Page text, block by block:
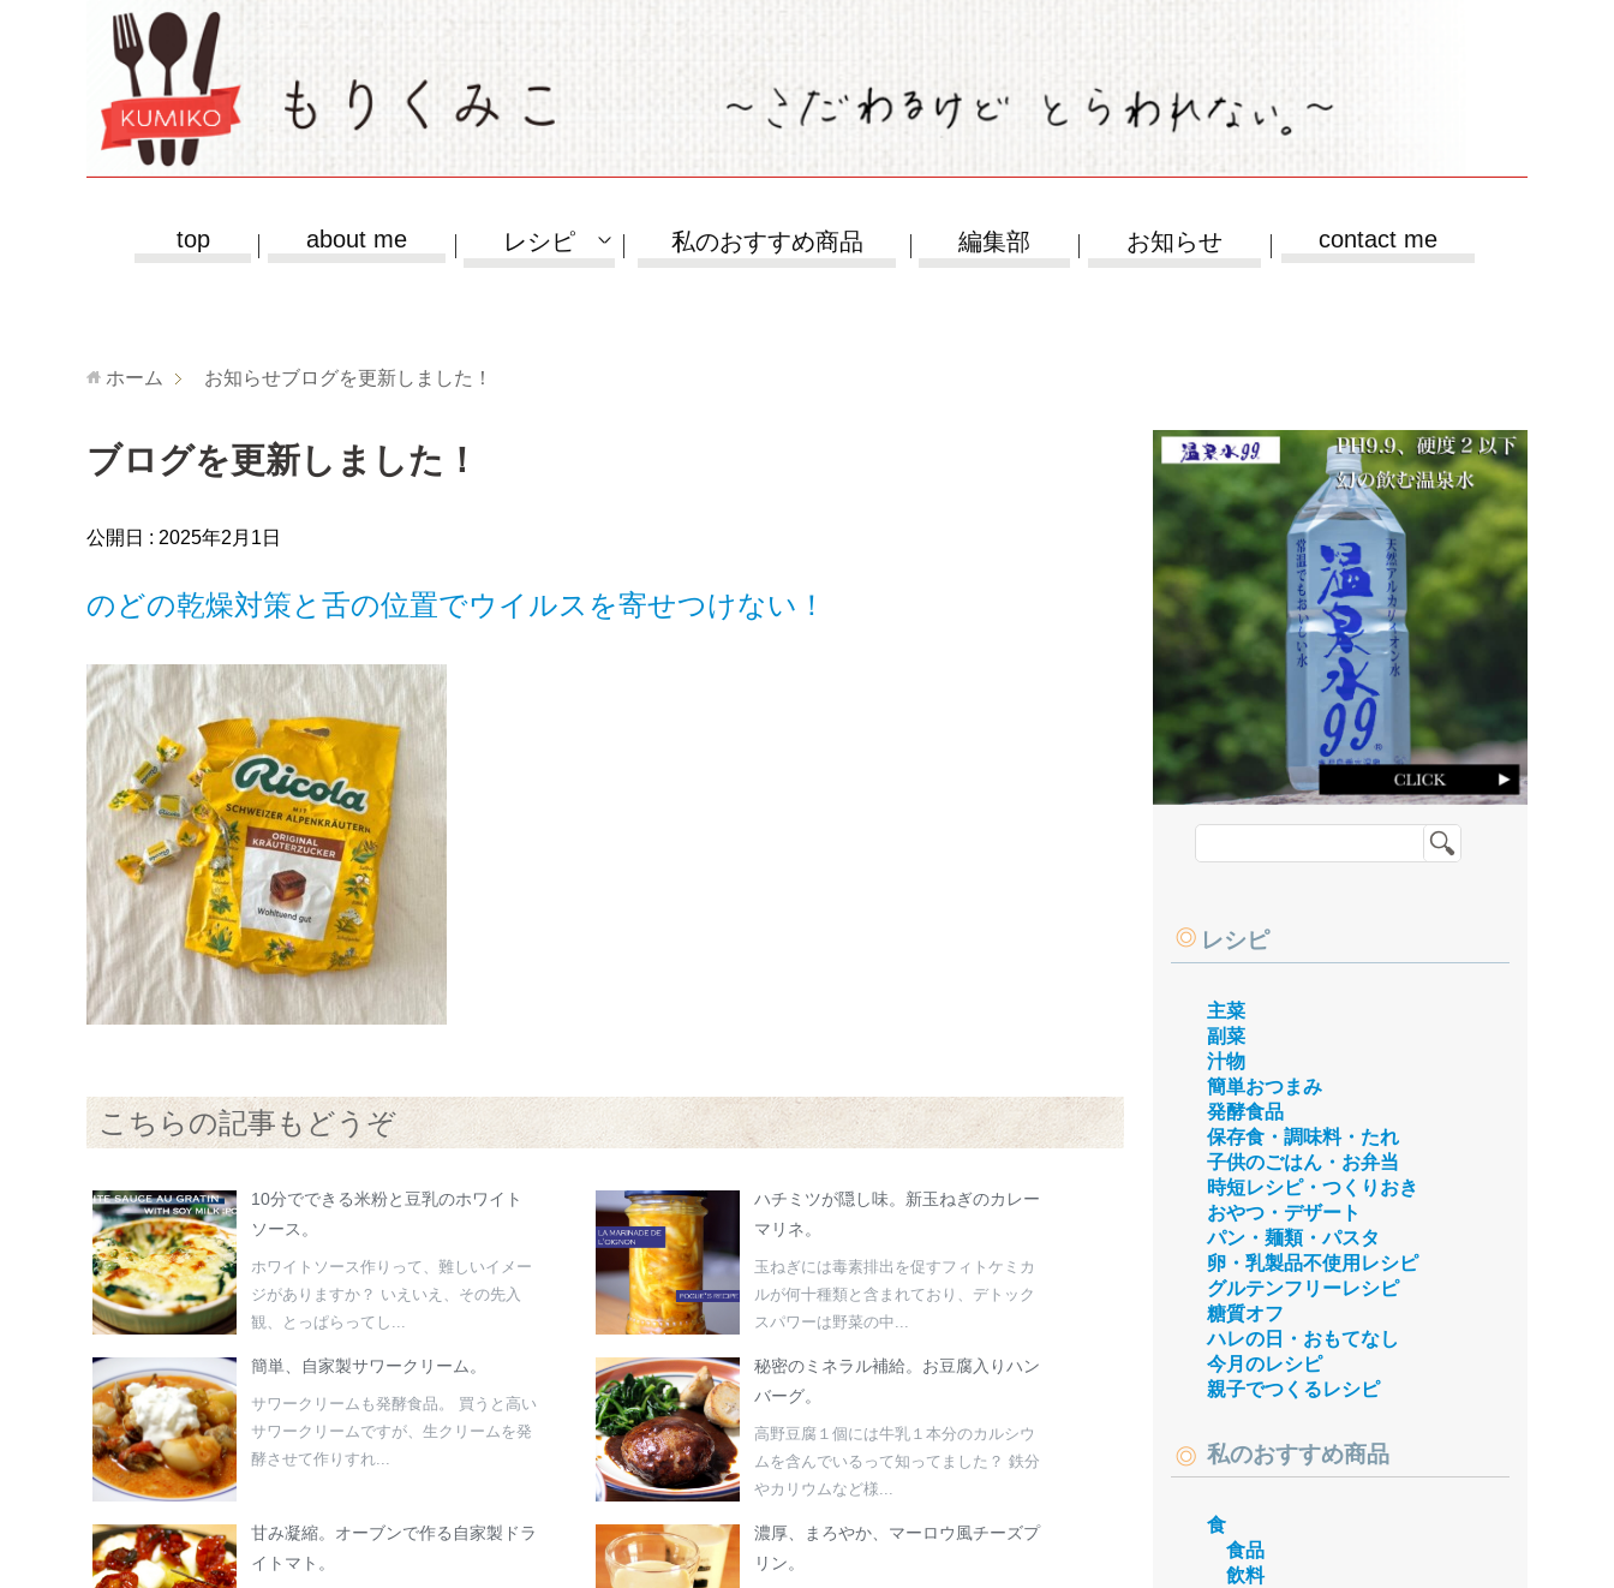
top about me レシピ 私のおすすめ商品 編集部 お知らせ contact me
ホーム お知らせブログを更新しました！
ブログを更新しました！
公開日 : 2025年2月1日
のどの乾燥対策と舌の位置でウイルスを寄せつけない！
こちらの記事もどうぞ
10分でできる米粉と豆乳のホワイト
ソース。
ホワイトソース作りって、難しいイメー
ジがありますか？ いえいえ、その先入
観、とっぱらってし...
ハチミツが隠し味。新玉ねぎのカレー
マリネ。
玉ねぎには毒素排出を促すフィトケミカ
ルが何十種類と含まれており、デトック
スパワーは野菜の中...
簡単、自家製サワークリーム。
サワークリームも発酵食品。 買うと高い
サワークリームですが、生クリームを発
酵させて作りすれ...
秘密のミネラル補給。お豆腐入りハン
バーグ。
高野豆腐１個には牛乳１本分のカルシウ
ムを含んでいるって知ってました？ 鉄分
やカリウムなど様...
甘み凝縮。オーブンで作る自家製ドラ
イトマト。
濃厚、まろやか、マーロウ風チーズプ
リン。
レシピ
主菜
副菜
汁物
簡単おつまみ
発酵食品
保存食・調味料・たれ
子供のごはん・お弁当
時短レシピ・つくりおき
おやつ・デザート
パン・麺類・パスタ
卵・乳製品不使用レシピ
グルテンフリーレシピ
糖質オフ
ハレの日・おもてなし
今月のレシピ
親子でつくるレシピ
私のおすすめ商品
食
食品
飲料